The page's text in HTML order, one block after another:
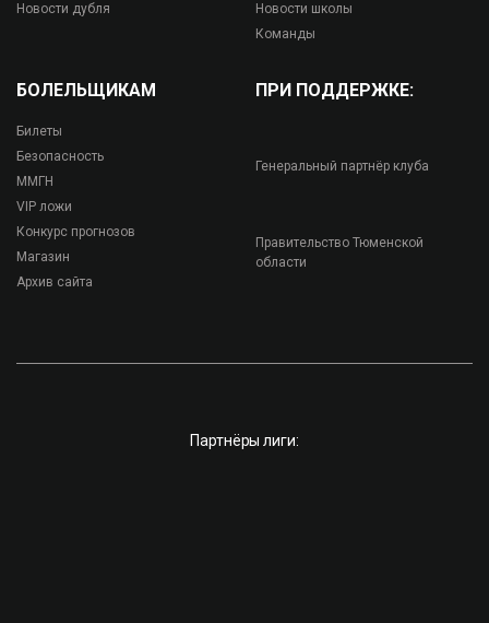
Новости дубля
Новости школы
Команды
БОЛЕЛЬЩИКАМ
Билеты
Безопасность
ММГН
VIP ложи
Конкурс прогнозов
Магазин
Архив сайта
ПРИ ПОДДЕРЖКЕ:
Генеральный партнёр клуба
Правительство Тюменской
области
Партнёры лиги: